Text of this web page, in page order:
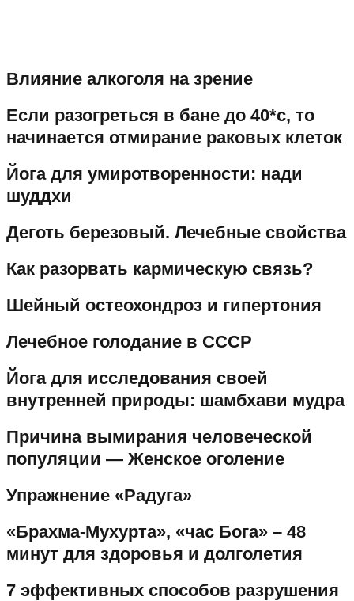
Влияние алкоголя на зрение
Если разогреться в бане до 40*с, то
начинается отмирание раковых клеток
Йога для умиротворенности: нади
шуддхи
Деготь березовый. Лечебные свойства
Как разорвать кармическую связь?
Шейный остеохондроз и гипертония
Лечебное голодание в СССР
Йога для исследования своей
внутренней природы: шамбхави мудра
Причина вымирания человеческой
популяции — Женское оголение
Упражнение «Радуга»
«Брахма-Мухурта», «час Бога» – 48
минут для здоровья и долголетия
7 эффективных способов разрушения